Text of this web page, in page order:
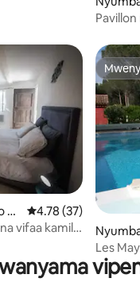
yloubier
117
M
Ukadiriaji wa
4.78 (37)
vifaa kamili
Les
bwawa